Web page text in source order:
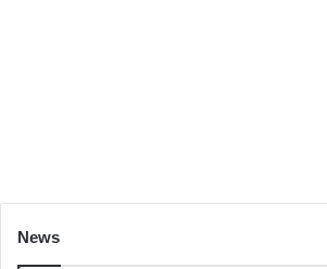
News